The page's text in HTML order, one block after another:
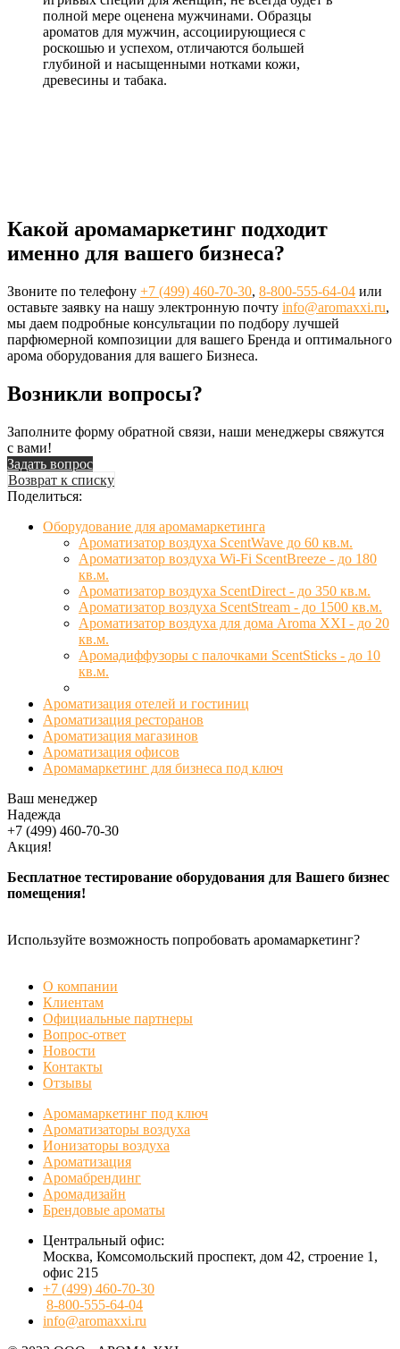
полной мере оценена мужчинами. Образцы
ароматов для мужчин, ассоциирующиеся с
роскошью и успехом, отличаются большей
глубиной и насыщенными нотками кожи,
древесины и табака.
Какой аромамаркетинг подходит
именно для вашего бизнеса?
Звоните по телефону +7 (499) 460-70-30, 8-800-555-64-04 или
оставьте заявку на нашу электронную почту info@aromaxxi.ru,
мы даем подробные консультации по подбору лучшей
парфюмерной композиции для вашего Бренда и оптимального
арома оборудования для вашего Бизнеса.
Возникли вопросы?
Заполните форму обратной связи, наши менеджеры свяжутся
с вами!
Задать вопрос
Возврат к списку
Поделиться:
Оборудование для аромамаркетинга
Ароматизатор воздуха ScentWave до 60 кв.м.
Ароматизатор воздуха Wi-Fi ScentBreeze - до 180
кв.м.
Ароматизатор воздуха ScentDirect - до 350 кв.м.
Ароматизатор воздуха ScentStream - до 1500 кв.м.
Ароматизатор воздуха для дома Aroma XXI - до 20
кв.м.
Аромадиффузоры с палочками ScentSticks - до 10
кв.м.
Ароматизация отелей и гостиниц
Ароматизация ресторанов
Ароматизация магазинов
Ароматизация офисов
Аромамаркетинг для бизнеса под ключ
Ваш менеджер
Надежда
+7 (499) 460-70-30
Акция!
Бесплатное тестирование оборудования для Вашего бизнес
помещения!
Используйте возможность попробовать аромамаркетинг?
О компании
Клиентам
Официальные партнеры
Вопрос-ответ
Новости
Контакты
Отзывы
Аромамаркетинг под ключ
Ароматизаторы воздуха
Ионизаторы воздуха
Ароматизация
Аромабрендинг
Аромадизайн
Брендовые ароматы
Центральный офис:
Москва, Комсомольский проспект, дом 42, строение 1,
офис 215
+7 (499) 460-70-30
8-800-555-64-04
info@aromaxxi.ru